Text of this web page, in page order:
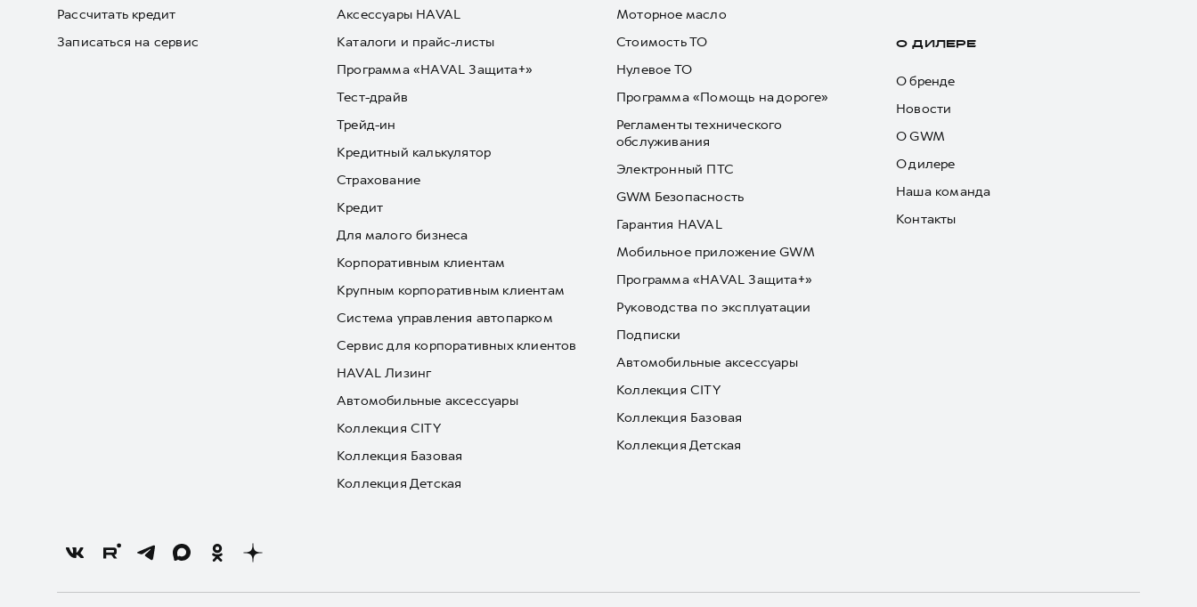
Рассчитать кредит
Записаться на сервис
Аксессуары HAVAL
Каталоги и прайс-листы
Программа «HAVAL Защита+»
Тест-драйв
Трейд-ин
Кредитный калькулятор
Страхование
Кредит
Для малого бизнеса
Корпоративным клиентам
Крупным корпоративным клиентам
Система управления автопарком
Сервис для корпоративных клиентов
HAVAL Лизинг
Автомобильные аксессуары
Коллекция CITY
Коллекция Базовая
Коллекция Детская
Моторное масло
Стоимость ТО
Нулевое ТО
Программа «Помощь на дороге»
Регламенты технического
обслуживания
Электронный ПТС
GWM Безопасность
Гарантия HAVAL
Мобильное приложение GWM
Программа «HAVAL Защита+»
Руководства по эксплуатации
Подписки
Автомобильные аксессуары
Коллекция CITY
Коллекция Базовая
Коллекция Детская
О ДИЛЕРЕ
О бренде
Новости
О GWM
О дилере
Наша команда
Контакты